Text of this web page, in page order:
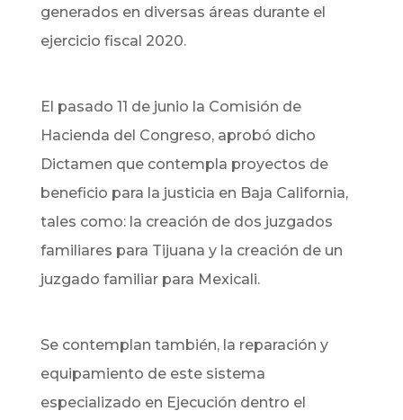
generados en diversas áreas durante el
ejercicio fiscal 2020.
El pasado 11 de junio la Comisión de
Hacienda del Congreso, aprobó dicho
Dictamen que contempla proyectos de
beneficio para la justicia en Baja California,
tales como: la creación de dos juzgados
familiares para Tijuana y la creación de un
juzgado familiar para Mexicali.
Se contemplan también, la reparación y
equipamiento de este sistema
especializado en Ejecución dentro el